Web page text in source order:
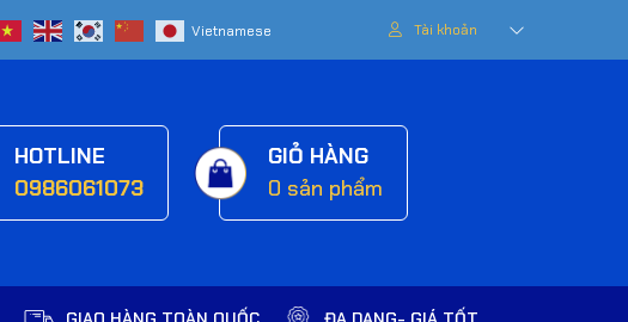
Tài khoản
HOTLINE
0986061073
GIỎ HÀNG
0 sản phẩm